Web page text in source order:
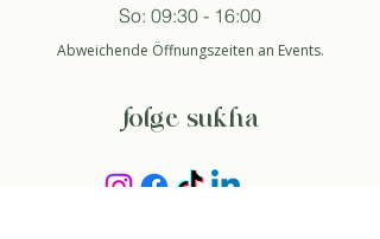
So: 09:30 - 16:00
Abweichende Öffnungszeiten an Events.
folge sukha